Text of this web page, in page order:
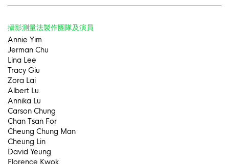
攝影測量法製作團隊及演員
Annie Yim
Jerman Chu
Lina Lee
Tracy Giu
Zora Lai
Albert Lu
Annika Lu
Carson Chung
Chan Tsan For
Cheung Chung Man
Cheung Lin
David Yeung
Florence Kwok